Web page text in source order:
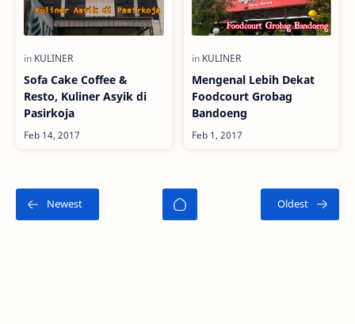
Sofa Cake Coffee &
Resto, Kuliner Asyik di
Pasirkoja
Mengenal Lebih Dekat
Foodcourt Grobag
Bandoeng